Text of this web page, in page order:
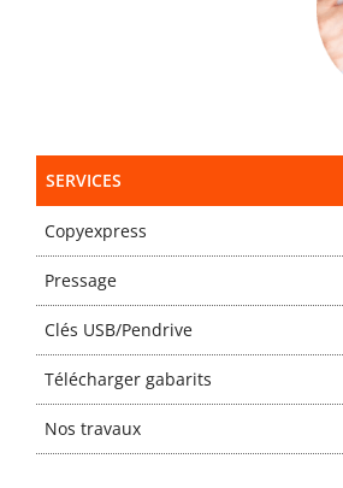
SERVICES
Copyexpress
Pressage
Clés USB/Pendrive
Télécharger gabarits
Nos travaux